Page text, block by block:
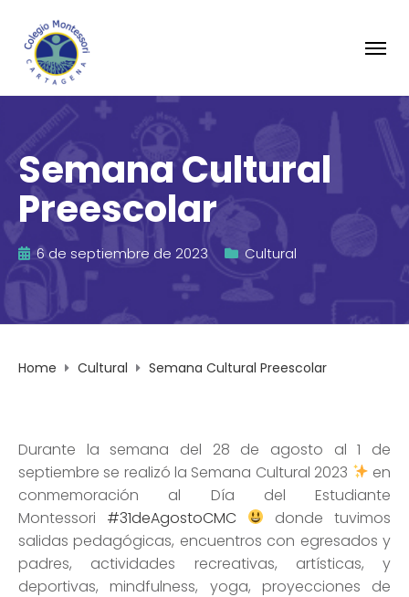
Semana Cultural
Preescolar
6 de septiembre de 2023 Cultural
Home Cultural Semana Cultural Preescolar
Durante la semana del 28 de agosto al 1 de
septiembre se realizó la Semana Cultural 2023
en
conmemoración al Día del Estudiante
Montessori #31deAgostoCMC
donde tuvimos
salidas pedagógicas, encuentros con egresados y
padres, actividades recreativas, artísticas, y
deportivas, mindfulness, yoga, proyecciones de